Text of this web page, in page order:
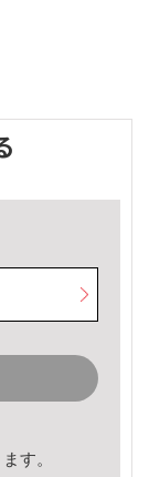
す。